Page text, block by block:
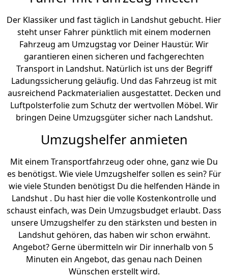
Der Klassiker und fast täglich in Landshut gebucht. Hier
steht unser Fahrer pünktlich mit einem modernen
Fahrzeug am Umzugstag vor Deiner Haustür. Wir
garantieren einen sicheren und fachgerechten
Transport in Landshut. Natürlich ist uns der Begriff
Ladungssicherung geläufig. Und das Fahrzeug ist mit
ausreichend Packmaterialien ausgestattet. Decken und
Luftpolsterfolie zum Schutz der wertvollen Möbel. Wir
bringen Deine Umzugsgüter sicher nach Landshut.
Umzugshelfer anmieten
Mit einem Transportfahrzeug oder ohne, ganz wie Du
es benötigst. Wie viele Umzugshelfer sollen es sein? Für
wie viele Stunden benötigst Du die helfenden Hände in
Landshut . Du hast hier die volle Kostenkontrolle und
schaust einfach, was Dein Umzugsbudget erlaubt. Dass
unsere Umzugshelfer zu den stärksten und besten in
Landshut gehören, das haben wir schon erwähnt.
Angebot? Gerne übermitteln wir Dir innerhalb von 5
Minuten ein Angebot, das genau nach Deinen
Wünschen erstellt wird.